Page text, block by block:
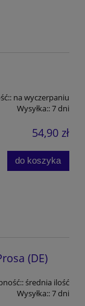
na wyczerpaniu
Wysyłka::7 dni
54,90 zł
do koszyka
(DE)
średnia ilość
Wysyłka::7 dni